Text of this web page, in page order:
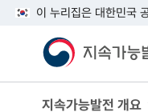
이 누리집은 대한민국
지속가능발전 개요